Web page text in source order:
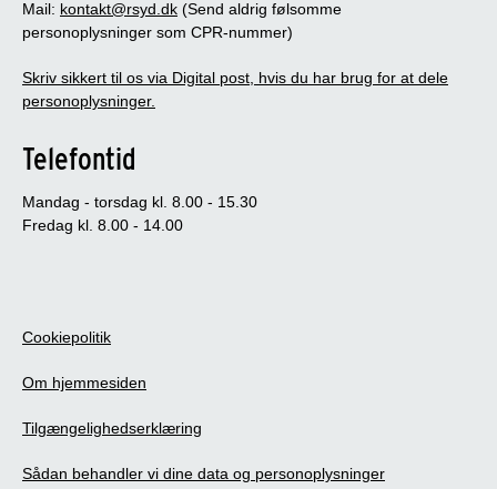
Mail: kontakt@rsyd.dk (Send aldrig følsomme
personoplysninger som CPR-nummer)
Skriv sikkert til os via Digital post, hvis du har brug for at dele
personoplysninger.
Telefontid
Mandag - torsdag kl. 8.00 - 15.30
Fredag kl. 8.00 - 14.00
Cookiepolitik
Om hjemmesiden
Tilgængelighedserklæring
Sådan behandler vi dine data og personoplysninger